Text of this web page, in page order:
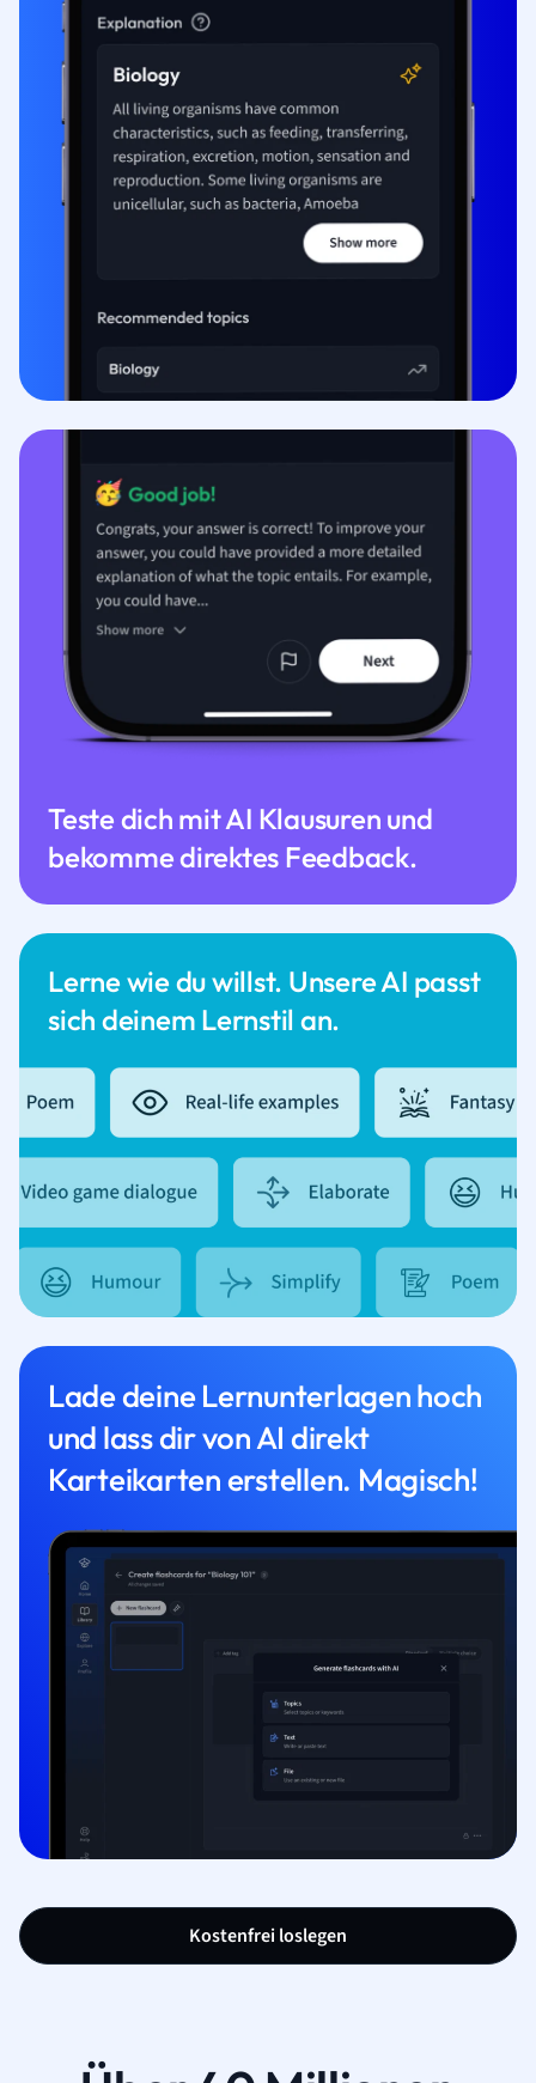
Lerne wie du willst. Unsere AI passt
sich deinem Lernstil an.
Teste dich mit AI Klausuren und
bekomme direktes Feedback.
Lade deine Lernunterlagen hoch
und lass dir von AI direkt
Karteikarten erstellen. Magisch!
Kostenfrei loslegen